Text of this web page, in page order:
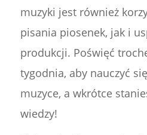
muzyki jest również
pisania piosenek, jak i
produkcji. Poświęć
tygodnia, aby nauczyć
muzyce, a wkrótce
wiedzy!